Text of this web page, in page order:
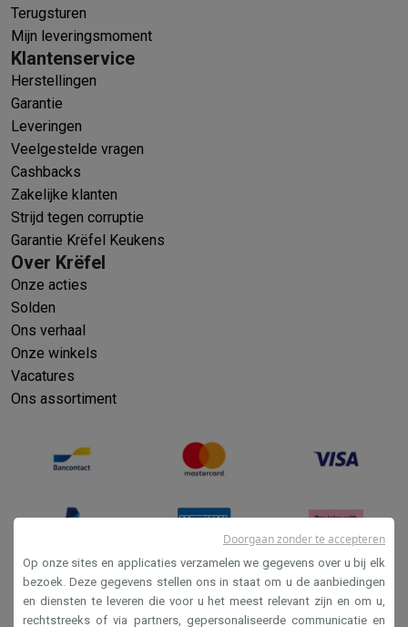
Terugsturen
Mijn leveringsmoment
Klantenservice
Herstellingen
Garantie
Leveringen
Veelgestelde vragen
Cashbacks
Zakelijke klanten
Strijd tegen corruptie
Garantie Krëfel Keukens
Over Krëfel
Onze acties
Solden
Ons verhaal
Onze winkels
Vacatures
Ons assortiment
Verkoopsvoorwaarden
Op onze sites en applicaties verzamelen we gegevens over u bij elk
bezoek. Deze gegevens stellen ons in staat om u de aanbiedingen
en diensten te leveren die voor u het meest relevant zijn en om u,
rechtstreeks of via partners, gepersonaliseerde communicatie en
Doorgaan zonder te accepteren